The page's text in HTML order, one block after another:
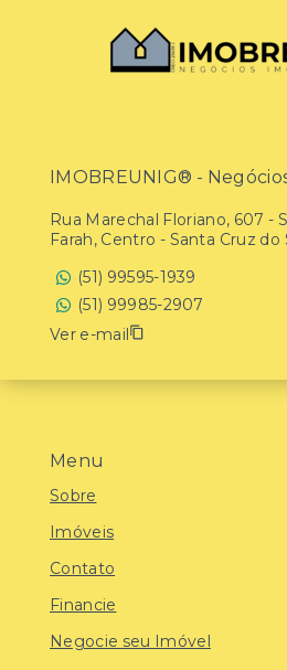
Menu
Sobre
Imóveis
Contato
Financie
Negocie seu Imóvel
IMOBREUNIG® -
Rua Marechal Floriano, 607 -
Farah, Centro - Santa Cruz do
(51) 99595-1939
(51) 99985-2907
Ver e-mail